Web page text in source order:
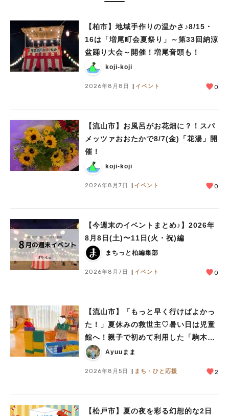
【柏市】地域手作りの温かさ♪8/15・
16は「増尾町会夏祭り」～第33回納涼
盆踊り大会～開催！増尾音頭も！
koji-koji
2026年8月8日 イベント 0
【流山市】お風呂がお花畑に？！スパ
メッツァおおたかで8/7(金)「花湯」開
催！
koji-koji
2026年8月7日 イベント 0
【今週末のイベントまとめ♪】2026年
8月8日(土)〜11日(火・祝)編
まちっと柏編集部
2026年8月7日 イベント 0
【流山市】「もっと早く行けばよかっ
た！」夏休みの救世主♡暑い日は児童
館へ！親子で初めて利用した「駒木台
児童館」レポート
Ayuuまま
2026年8月5日 まち・ひと応援 2
【松戸市】夏の夜を彩る幻想的な2日
人気のキーワード
#ラーメン#ショッピング